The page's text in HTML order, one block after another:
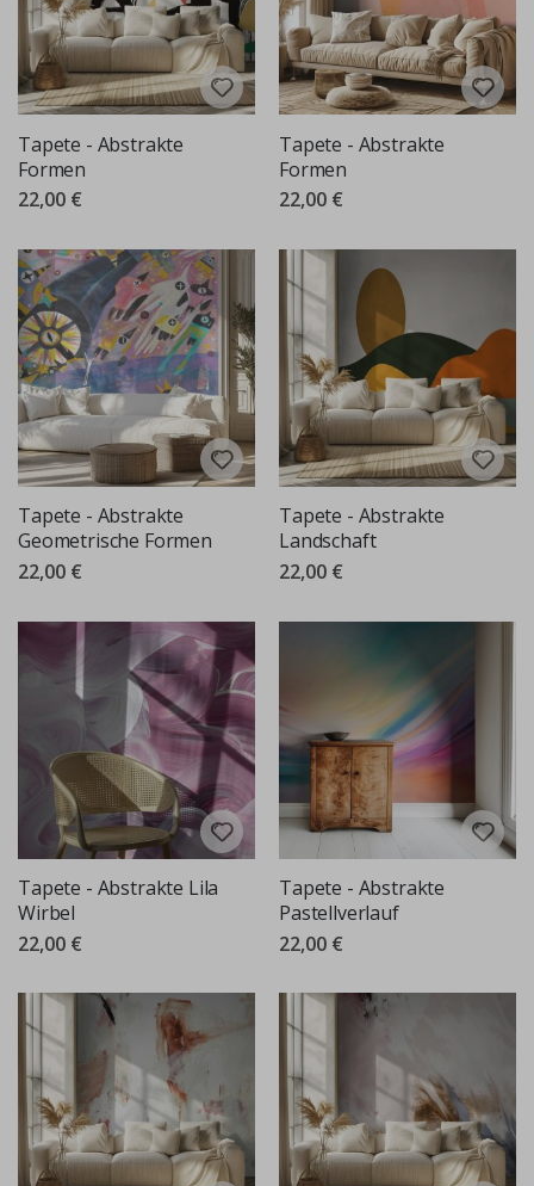
Tapete - Abstrakte
Formen
22,00 €
Tapete - Abstrakte
Formen
22,00 €
Tapete - Abstrakte
Geometrische Formen
22,00 €
Tapete - Abstrakte
Landschaft
22,00 €
Tapete - Abstrakte Lila
Wirbel
22,00 €
Tapete - Abstrakte
Pastellverlauf
22,00 €